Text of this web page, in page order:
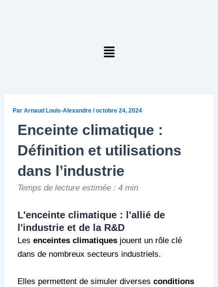
Menu
ParArnaud Louis-Alexandre/octobre 24, 2024
Enceinte climatique :
Définition et utilisations
dans l’industrie
Temps de lecture estimée : 4 min
L'enceinte climatique : l'allié de
l'industrie et de la R&D
Lesenceintes climatiques jouent un rôle clé
dans de nombreux secteurs industriels.
Elles permettent de simuler diversesconditions